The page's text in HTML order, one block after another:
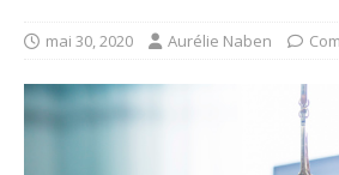
mai 30, 2020 Aurélie Naben